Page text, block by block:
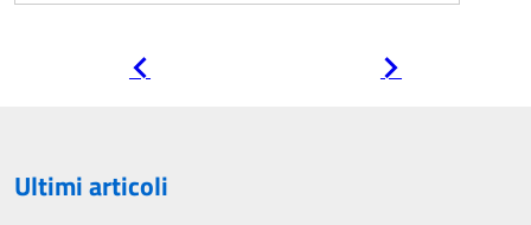
Ultimi articoli